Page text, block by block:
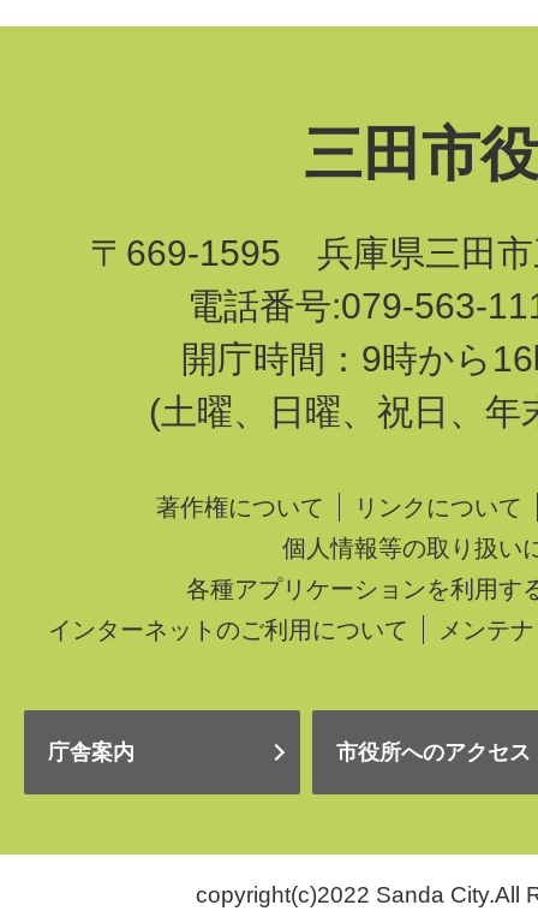
三田市
〒669-1595 兵庫県三田市
電話番号:079-563-
開庁時間：9時から
(土曜、日曜、祝日、年
著作権について
リンクについて
個人情報等の取り扱い
各種アプリケーションを利用す
インターネットのご利用について
メンテ
庁舎案内 市役所へのアクセス
copyright(c)2022 Sanda City.All